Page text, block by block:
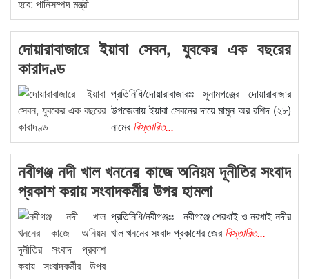
দোয়ারাবাজারে ইয়াবা সেবন, যুবকের এক বছরের
কারাদণ্ড
প্রতিনিধি/দোয়ারাবাজারঃঃ সুনামগঞ্জের দোয়ারাবাজার
উপজেলায় ইয়াবা সেবনের দায়ে মামুন অর রশিদ (২৮)
নামেরবিস্তারিত...
নবীগঞ্জ নদী খাল খননের কাজে অনিয়ম দূনীতির সংবাদ
প্রকাশ করায় সংবাদকর্মীর উপর হামলা
প্রতিনিধি/নবীগঞ্জঃঃ নবীগঞ্জে শেরখাই ও নরখাই নদীর
খাল খননের সংবাদ প্রকাশের জেরবিস্তারিত...